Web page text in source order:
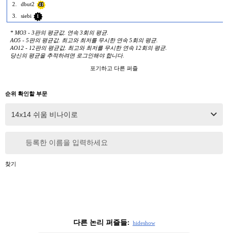
2. dbut2 41
3. siebi 1
* MO3 - 3판의 평균값. 연속 3회의 평균.
AO5 - 5판의 평균값. 최고와 최저를 무시한 연속 5회의 평균.
AO12 - 12판의 평균값. 최고와 최저를 무시한 연속 12회의 평균.
당신의 평균을 추적하려면 로그인해야 합니다.
포기하고 다른 퍼즐
순위 확인할 부문
등록한 이름을 입력하세요
찾기
다른 논리 퍼즐들: hideshow